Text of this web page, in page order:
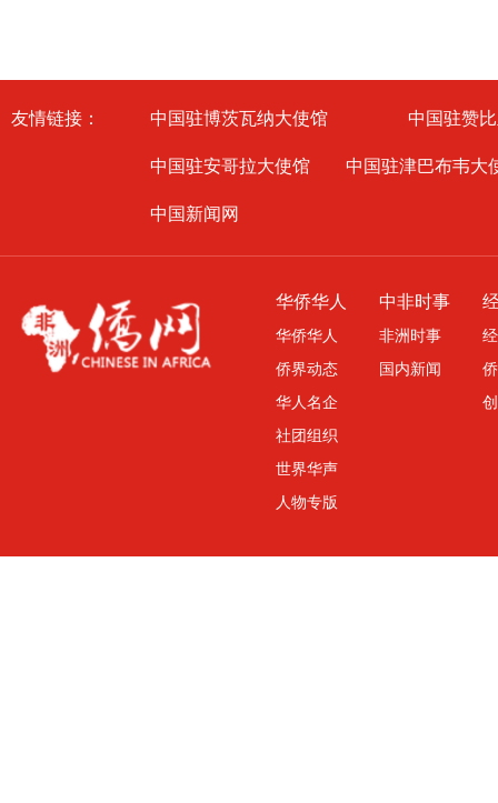
友情链接： 中国驻博茨瓦纳大使馆
中国驻赞
中国驻安哥拉大使馆
中国驻津巴布韦大
中国新闻网
华侨华人
华侨华人
侨界动态
华人名企
社团组织
世界华声
人物专版
中非时事
非洲时事
国内新闻